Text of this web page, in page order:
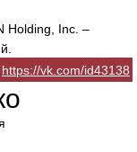
Holding, Inc. –
https://vk.com/id43138